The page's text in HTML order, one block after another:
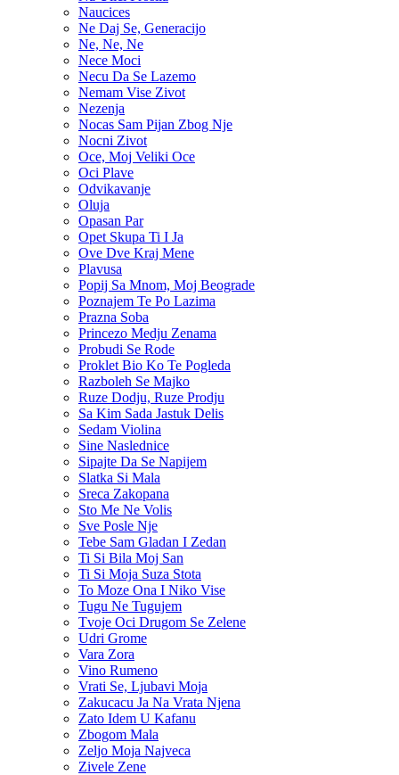
Naucices
Ne Daj Se, Generacijo
Ne, Ne, Ne
Nece Moci
Necu Da Se Lazemo
Nemam Vise Zivot
Nezenja
Nocas Sam Pijan Zbog Nje
Nocni Zivot
Oce, Moj Veliki Oce
Oci Plave
Odvikavanje
Oluja
Opasan Par
Opet Skupa Ti I Ja
Ove Dve Kraj Mene
Plavusa
Popij Sa Mnom, Moj Beograde
Poznajem Te Po Lazima
Prazna Soba
Princezo Medju Zenama
Probudi Se Rode
Proklet Bio Ko Te Pogleda
Razboleh Se Majko
Ruze Dodju, Ruze Prodju
Sa Kim Sada Jastuk Delis
Sedam Violina
Sine Naslednice
Sipajte Da Se Napijem
Slatka Si Mala
Sreca Zakopana
Sto Me Ne Volis
Sve Posle Nje
Tebe Sam Gladan I Zedan
Ti Si Bila Moj San
Ti Si Moja Suza Stota
To Moze Ona I Niko Vise
Tugu Ne Tugujem
Tvoje Oci Drugom Se Zelene
Udri Grome
Vara Zora
Vino Rumeno
Vrati Se, Ljubavi Moja
Zakucacu Ja Na Vrata Njena
Zato Idem U Kafanu
Zbogom Mala
Zeljo Moja Najveca
Zivele Zene